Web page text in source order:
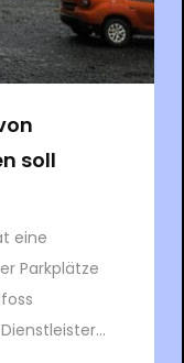
soll
eine
Parkplätze